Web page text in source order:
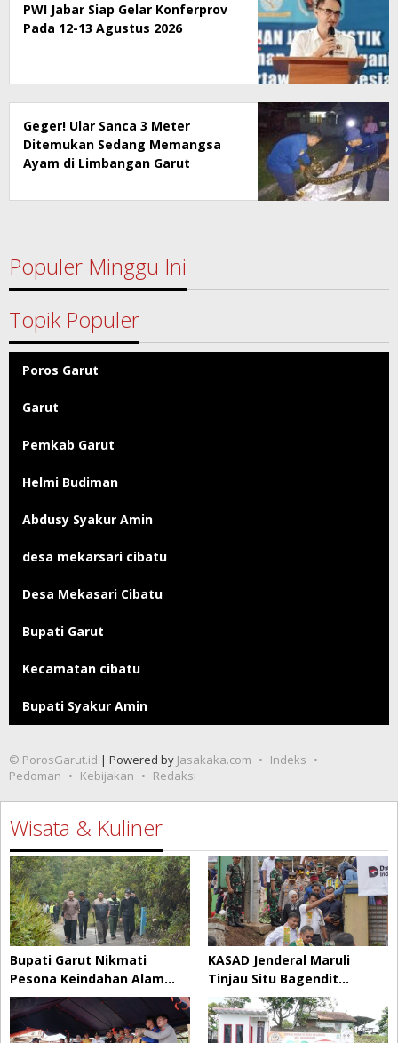
PWI Jabar Siap Gelar Konferprov
Pada 12-13 Agustus 2026
Geger! Ular Sanca 3 Meter
Ditemukan Sedang Memangsa
Ayam di Limbangan Garut
Populer Minggu Ini
Topik Populer
Poros Garut
Garut
Pemkab Garut
Helmi Budiman
Abdusy Syakur Amin
desa mekarsari cibatu
Desa Mekasari Cibatu
Bupati Garut
Kecamatan cibatu
Bupati Syakur Amin
© PorosGarut.id | Powered by Jasakaka.com
Indeks
Pedoman
Kebijakan Redaksi
Wisata & Kuliner
Bupati Garut Nikmati
Pesona Keindahan Alam…
KASAD Jenderal Maruli
Tinjau Situ Bagendit…